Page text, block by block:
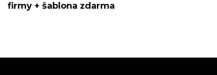
firmy + šablona zdarma